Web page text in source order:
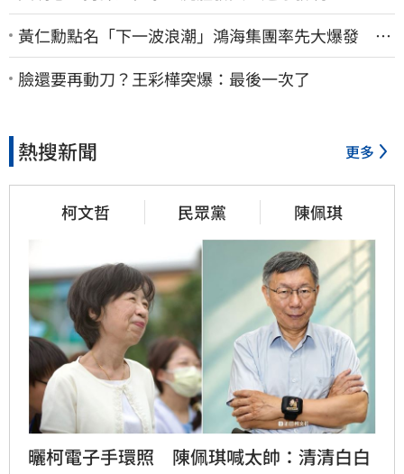
黃仁勳點名「下一波浪潮」鴻海集團率先大爆發 台
股這族群全面噴出
臉還要再動刀？王彩樺突爆：最後一次了
熱搜新聞 更多
柯文哲 民眾黨 陳佩琪
曬柯電子手環照　陳佩琪喊太帥：清清白白